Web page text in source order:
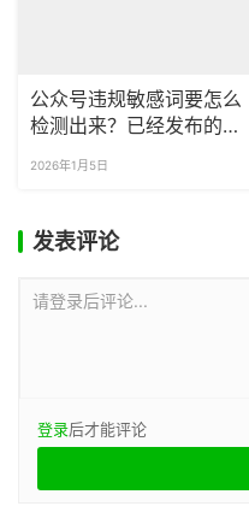
公众号违规敏感词要怎么
检测出来？已经发布的文
2026年1月5日
发表评论
请登录后评论...
登录后才能评论